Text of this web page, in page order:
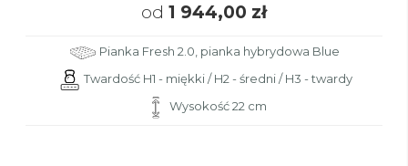
od 1 944,00 zł
Pianka Fresh 2.0, pianka hybrydowa Blue
Twardość H1 - miękki / H2 - średni / H3 - twardy
Wysokość 22 cm